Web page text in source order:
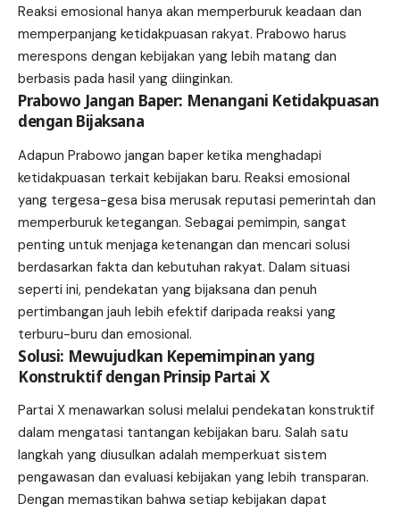
Reaksi emosional hanya akan memperburuk keadaan dan
memperpanjang ketidakpuasan rakyat. Prabowo harus
merespons dengan kebijakan yang lebih matang dan
berbasis pada hasil yang diinginkan.
Prabowo Jangan Baper: Menangani Ketidakpuasan
dengan Bijaksana
Adapun Prabowo jangan baper ketika menghadapi
ketidakpuasan terkait kebijakan baru. Reaksi emosional
yang tergesa-gesa bisa merusak reputasi pemerintah dan
memperburuk ketegangan. Sebagai pemimpin, sangat
penting untuk menjaga ketenangan dan mencari solusi
berdasarkan fakta dan kebutuhan rakyat. Dalam situasi
seperti ini, pendekatan yang bijaksana dan penuh
pertimbangan jauh lebih efektif daripada reaksi yang
terburu-buru dan emosional.
Solusi: Mewujudkan Kepemimpinan yang
Konstruktif dengan Prinsip Partai X
Partai X menawarkan solusi melalui pendekatan konstruktif
dalam mengatasi tantangan kebijakan baru. Salah satu
langkah yang diusulkan adalah memperkuat sistem
pengawasan dan evaluasi kebijakan yang lebih transparan.
Dengan memastikan bahwa setiap kebijakan dapat